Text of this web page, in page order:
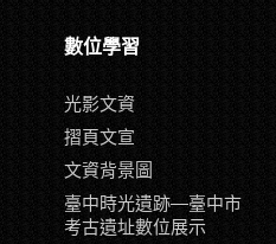
數位學習
光影文資
摺頁文宣
文資背景圖
臺中時光遺跡—臺中市
考古遺址數位展示